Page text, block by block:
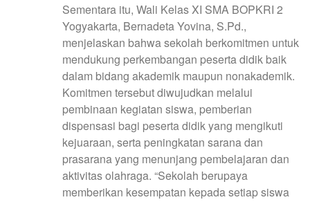
Sementara itu, Wali Kelas XI SMA BOPKRI 2
Yogyakarta, Bernadeta Yovina, S.Pd.,
menjelaskan bahwa sekolah berkomitmen untuk
mendukung perkembangan peserta didik baik
dalam bidang akademik maupun nonakademik.
Komitmen tersebut diwujudkan melalui
pembinaan kegiatan siswa, pemberian
dispensasi bagi peserta didik yang mengikuti
kejuaraan, serta peningkatan sarana dan
prasarana yang menunjang pembelajaran dan
aktivitas olahraga. “Sekolah berupaya
memberikan kesempatan kepada setiap siswa